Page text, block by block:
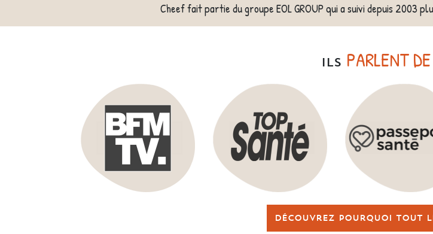
Cheef fait partie du groupe EOL GROUP qui a suivi depuis 2003
ILS PARLENT
Découvrez pourquoi tout